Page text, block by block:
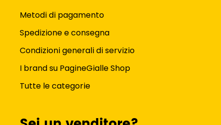
Metodi di pagamento
Spedizione e consegna
Condizioni generali di servizio
I brand su PagineGialle Shop
Tutte le categorie